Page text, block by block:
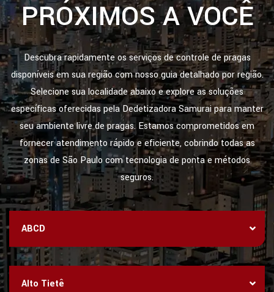
PRÓXIMOS A VOCÊ
Descubra rapidamente os serviços de controle de pragas
disponíveis em sua região com nosso guia detalhado por região.
Selecione sua localidade abaixo e explore as soluções
específicas oferecidas pela Dedetizadora Samurai para manter
seu ambiente livre de pragas. Estamos comprometidos em
fornecer atendimento rápido e eficiente, cobrindo todas as
zonas de São Paulo com tecnologia de ponta e métodos
seguros.
ABCD
Alto Tietê